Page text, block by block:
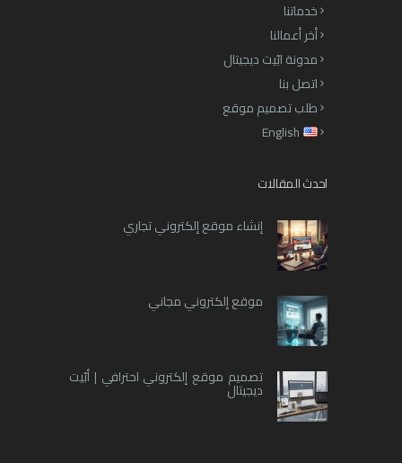
خدماتنا
أخر أعمالنا
مدونة ابّيت ديجيتال
اتصل بنا
طلب تصميم موقع
English
احدث المقالات
إنشاء موقع إلكتروني تجاري
موقع إلكتروني مجاني
تصميم موقع إلكتروني احترافي | أبّيت
ديجيتال